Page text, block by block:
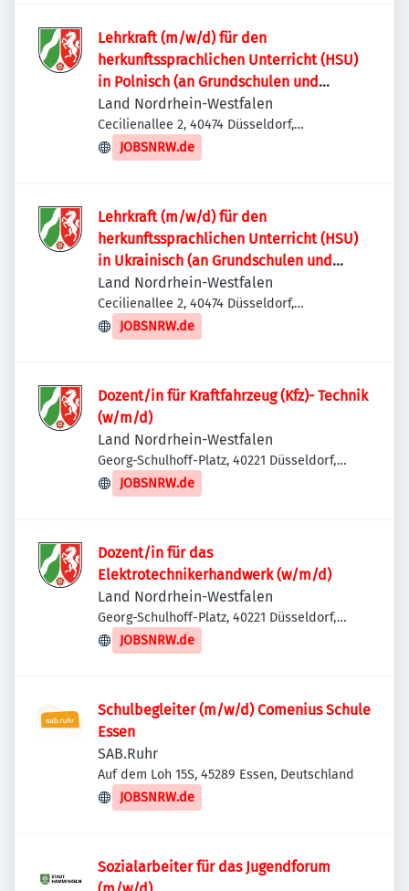
Lehrkraft (m/w/d) für den
herkunftssprachlichen Unterricht (HSU)
in Polnisch (an Grundschulen und
Schulen der Sekundarstufe I)
Land Nordrhein-Westfalen
Cecilienallee 2, 40474 Düsseldorf,
Deutschland
JOBSNRW.de
Lehrkraft (m/w/d) für den
herkunftssprachlichen Unterricht (HSU)
in Ukrainisch (an Grundschulen und
Schulen der Sekundarstufe I)
Land Nordrhein-Westfalen
Cecilienallee 2, 40474 Düsseldorf,
Deutschland
JOBSNRW.de
Dozent/in für Kraftfahrzeug (Kfz)- Technik
(w/m/d)
Land Nordrhein-Westfalen
Georg-Schulhoff-Platz, 40221 Düsseldorf,
Deutschland
JOBSNRW.de
Dozent/in für das
Elektrotechnikerhandwerk (w/m/d)
Land Nordrhein-Westfalen
Georg-Schulhoff-Platz, 40221 Düsseldorf,
Deutschland
JOBSNRW.de
Schulbegleiter (m/w/d) Comenius Schule
Essen
SAB.Ruhr
Auf dem Loh 15S, 45289 Essen, Deutschland
JOBSNRW.de
Sozialarbeiter für das Jugendforum